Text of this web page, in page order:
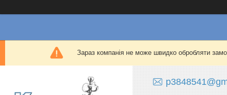
Зараз компанія не може швидко обробляти